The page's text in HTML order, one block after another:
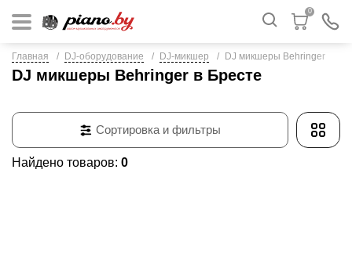
0
Главная DJ-оборудование DJ-микшер DJ микшеры Behringer
DJ микшеры Behringer в Бресте
Найдено товаров: 0
Сортировка и фильтры